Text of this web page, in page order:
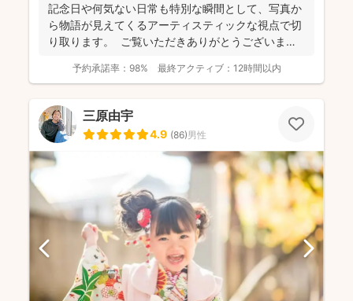
記念日や何気ない日常も特別な瞬間として、写真か
ら物語が見えてくるアーティスティックな視点で切
り取ります。 ご覧いただきありがとうございま
予約承諾率： 98% 最終アクティブ： 12時間以内
三原由宇
4.9 (86)男性